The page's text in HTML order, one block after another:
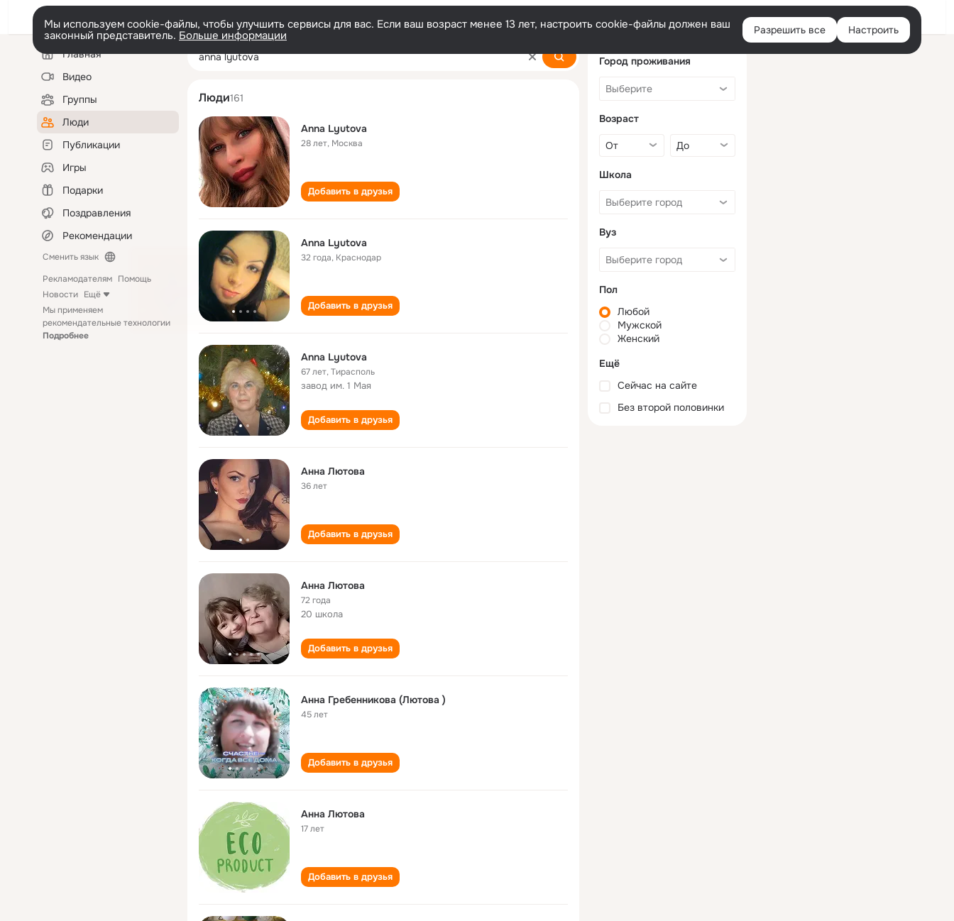
Войти
Мы используем cookie-файлы, чтобы улучшить сервисы для вас. Если ваш возраст менее 13 лет, настроить cookie-файлы должен ваш
законный представитель. Больше информации Разрешить все Настроить
Левая
колонкаГлавная
Видео
Группы
Люди
Публикации
Игры
Подарки
Поздравления
Рекомендации
Сменить язык
Рекламодателям Помощь
Новости Ещё
Мы применяем
рекомендательные технологии
Подробнее
anna lyutova
Люди161
Anna Lyutova
28 лет, Москва
Добавить в друзья
Anna Lyutova
32 года, Краснодар
Добавить в друзья
Anna Lyutova
67 лет,Тирасполь
завод им. 1 Мая
Добавить в друзья
Анна Лютова
36 лет
Добавить в друзья
Анна Лютова
72 года
20 школа
Добавить в друзья
Анна Гребенникова (Лютова )
45 лет
Добавить в друзья
Анна Лютова
17 лет
Добавить в друзья
Город проживания
Возраст
Школа
Вуз
Пол
Любой
Мужской
Женский
Ещё
Сейчас на сайте
Без второй половинки